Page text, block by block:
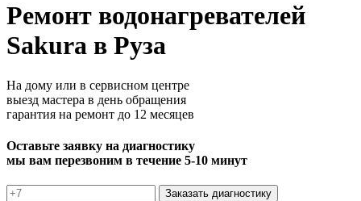
Ремонт водонагревателей
Sakura в Руза
На дому или в сервисном центре
выезд мастера в день обращения
гарантия на ремонт до 12 месяцев
Оставьте заявку на диагностику
мы вам перезвоним в течение 5-10 минут
Заказать диагностику